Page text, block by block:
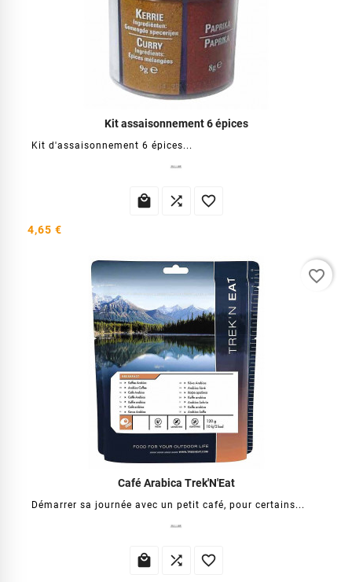
Kit assaisonnement 6 épices
Kit d'assaisonnement 6 épices...
  
4,65 €
Café Arabica Trek'N'Eat
Démarrer sa journée avec un petit café, pour certains...
  
favorite_border